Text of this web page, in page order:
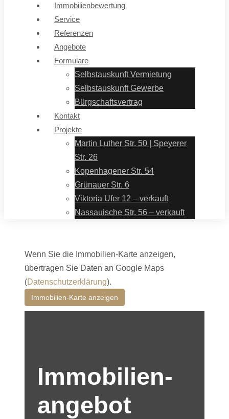
Immobilienbewertung
Service
Referenzen
Angebote
Formulare
Selbstauskunft Vermietung
Selbstauskunft Gewerbe
Bürgschaftsvertrag
Kontakt
Projekte
Martin Luther Str. 50 | Speyerer
Str. 26
Kopenhagener Str. 54
Grünauer Str. 6
Viktoria Ufer 12 – verkauft
Nassauische Str. 56 – verkauft
Wenn Sie die Immobilien-Karte anzeigen,
übertragen Sie Daten an Google Maps
(Datenschutzerklärung).
Immobilien-Karte anzeigen
Immobilien­
angebot